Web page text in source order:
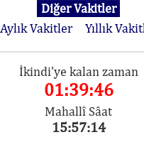
Diğer Vakitler
Aylık Vakitler
Yıllık
İkindi'ye kalan zaman
01:39:46
Mahallî Sâat
15:57:14